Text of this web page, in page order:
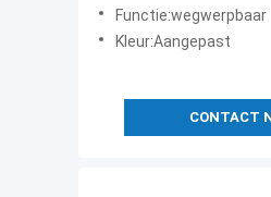
Functie:wegwerpbaar
Kleur:Aangepast
CONTACT